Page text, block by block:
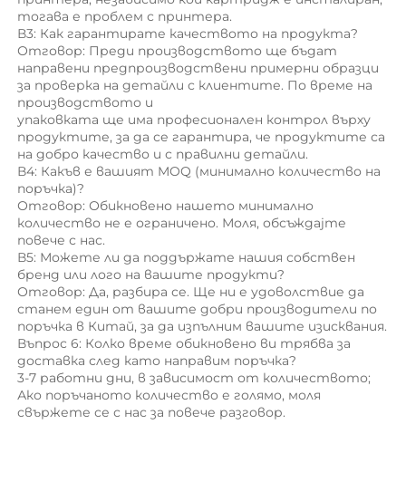
тогава е проблем с принтера.
В3: Как гарантирате качеството на продукта?
Отговор: Преди производството ще бъдат
направени предпроизводствени примерни образци
за проверка на детайли с клиентите. По време на
производството и
упаковката ще има професионален контрол върху
продуктите, за да се гарантира, че продуктите са
на добро качество и с правилни детайли.
В4: Какъв е вашият MOQ (минимално количество на
поръчка)?
Отговор: Обикновено нашето минимално
количество не е ограничено. Моля, обсъждајте
повече с нас.
В5: Можете ли да поддържате нашия собствен
бренд или лого на вашите продукти?
Отговор: Да, разбира се. Ще ни е удоволствие да
станем един от вашите добри производители по
Въпрос 6: Колко време обикновено ви трябва за
доставка след като направим поръчка?
3-7 работни дни, в зависимост от количеството;
Ако поръчаното количество е голямо, моля
свържете се с нас за повече разговор.